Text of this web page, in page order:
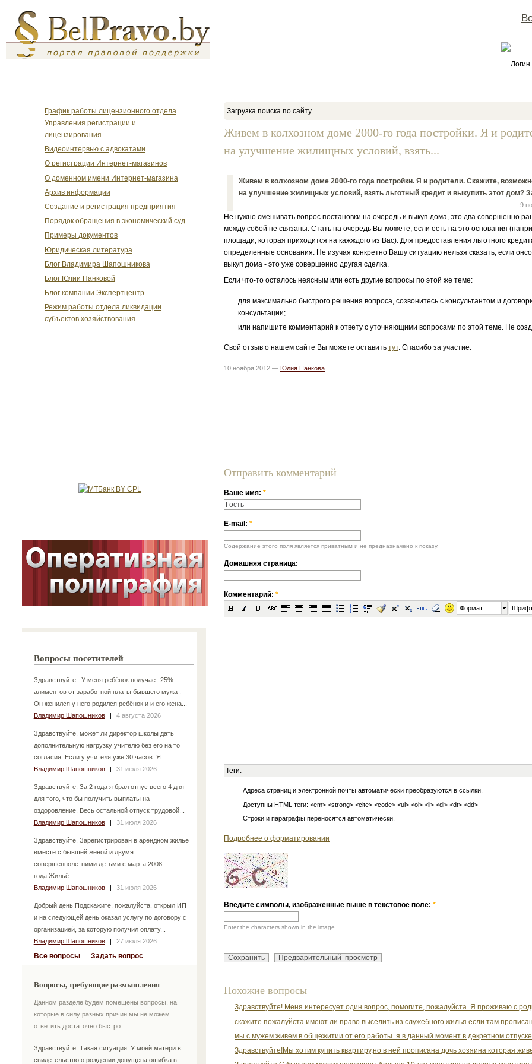
Логин
График работы лицензионного отдела
Управления регистрации и
лицензирования
Видеоинтервью с адвокатами
О регистрации Интернет-магазинов
О доменном имени Интернет-магазина
Архив информации
Создание и регистрация предприятия
Порядок обращения в экономический суд
Примеры документов
Юридическая литература
Блог Владимира Шапошникова
Блог Юлии Панковой
Блог компании Экспертцентр
Режим работы отдела ликвидации
субъектов хозяйствования
Вопросы посетителей
Здравствуйте . У меня ребёнок получает 25%
алиментов от заработной платы бывшего мужа .
Он женился у него родился ребёнок и и его жена...
Владимир Шапошников
| 4 августа 2026
Здравствуйте, может ли директор школы дать
дополнительную нагрузку учителю без его на то
согласия. Если у учителя уже 30 часов. Я...
Владимир Шапошников
| 31 июля 2026
Здравствуйте. За 2 года я брал отпус всего 4 дня
для того, что бы получить выплаты на
оздоровление. Весь остальной отпуск трудовой...
Владимир Шапошников
| 31 июля 2026
Здравствуйте. Зарегистрирован в арендном жилье
вместе с бывшей женой и двумя
совершеннолетними детьми с марта 2008
года.Жильё...
Владимир Шапошников
| 31 июля 2026
Добрый день!Подскажите, пожалуйста, открыл ИП
и на следующей день оказал услугу по договору с
организацией, за которую получил оплату...
Владимир Шапошников
| 27 июля 2026
Все вопросы Задать вопрос
Вопросы, требующие размышления
Данном разделе будем помещены вопросы, на
которые в силу разных причин мы не можем
ответить достаточно быстро.
Здравствуйте. Такая ситуация. У моей матери в
свидетельство о рождении допущена ошибка в
Загрузка поиска по сайту
Живем в колхозном доме 2000-го года постройки. Я и
на улучшение жилищных условий, взять...
Живем в колхозном доме 2000-го года постройки. Я и родители. Скажите,
на улучшение жилищных условий, взять льготный кредит и выкупить этот дом?
9
Не нужно смешивать вопрос постановки на очередь и выкуп дома, это два совершенно
между собой не связаны. Стать на очередь Вы можете, если есть на это основания
площади, которая приходится на кажждого из Вас). Для предоставления льготного
определенные основания. Не изучая конкретно Вашу ситуацию нельзя сказать, если
выкуп дома - это уже совершенно другая сделка.
Если что-то осталось неясным или есть другие вопросы по этой же теме:
для максимально быстрого решения вопроса, созвонитесь с консультантом и
консультации;
или напишите комментарий к ответу с уточняющими вопросами по этой теме. Не
Свой отзыв о нашем сайте Вы можете оставить тут. Спасибо за участие.
10 ноября 2012 — Юлия Панкова
Отправить комментарий
Ваше имя: *
E-mail: *
Содержание этого поля является приватным и не предназначено к показу.
Домашняя страница:
Комментарий: *
Формат
Теги:
Адреса страниц и электронной почты автоматически преобразуются в ссылки.
Доступны HTML теги: <em> <strong> <cite> <code> <ul> <ol> <li> <dl> <dt> <dd>
Строки и параграфы переносятся автоматически.
Подробнее о форматировании
Введите символы, изображенные выше в текстовое поле: *
Enter the characters shown in the image.
Похожие вопросы
Здравствуйте! Меня интересует один вопрос, помогите, пожалуйста. Я проживаю с
скажите пожалуйста имеют ли право выселить из служебного жилья если там
мы с мужем живем в общежитии от его работы. я в данный момент в декретном отпуске.
Здравствуйте!Мы хотим купить квартиру,но в ней прописана дочь хозяина которая